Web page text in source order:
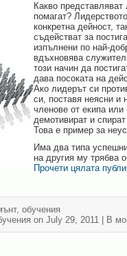
Какво
помагат?
конкретна дейност,
съдействат за
изпълнени по най-
вдъхновява
този начин да
дава посоката на
Ако лидерът си
си, поставя неясни и
членове от екипа или
демотивират и
Това е пример за
Има два типа
на другия му трябва
Прочети цялата
, обучения
on July 29, 2011 | В